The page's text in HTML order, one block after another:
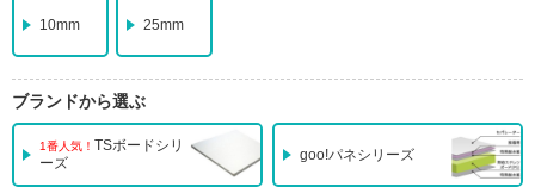
10mm 25mm
ブランドから選ぶ
1番人気！ TSボードシリ
ーズ
goo!パネシリーズ